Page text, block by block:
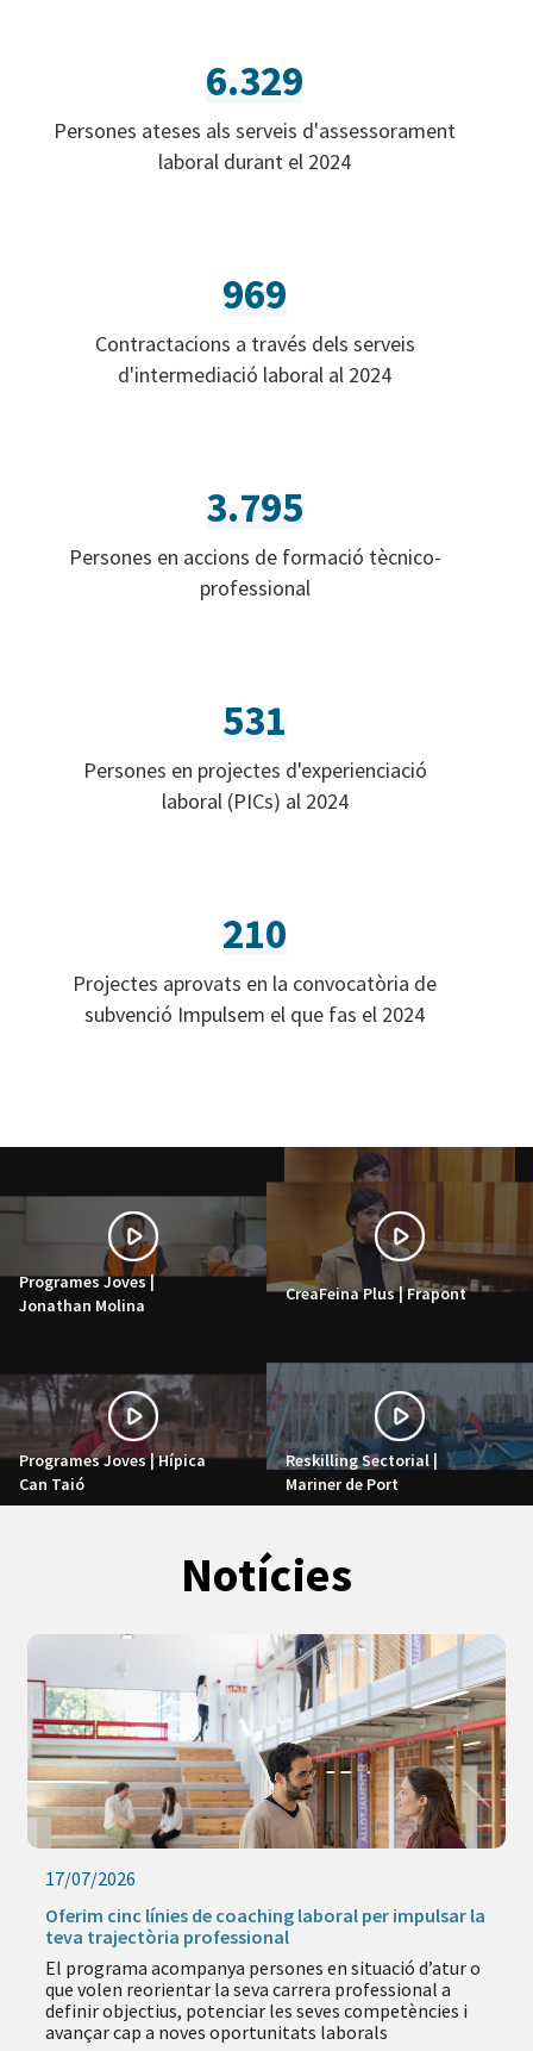
6.329
Persones ateses als serveis d'assessorament
laboral durant el 2024
969
Contractacions a través dels serveis
d'intermediació laboral al 2024
3.795
Persones en accions de formació tècnico-
professional
531
Persones en projectes d'experienciació
laboral (PICs) al 2024
210
Projectes aprovats en la convocatòria de
subvenció Impulsem el que fas el 2024
Programes Joves |
Jonathan Molina
CreaFeina Plus | Frapont
Programes Joves | Hípica
Can Taió
Reskilling Sectorial |
Mariner de Port
Notícies
17/07/2026
Oferim cinc línies de coaching laboral per impulsar la
teva trajectòria professional
El programa acompanya persones en situació d’atur o
que volen reorientar la seva carrera professional a
definir objectius, potenciar les seves competències i
avançar cap a noves oportunitats laborals